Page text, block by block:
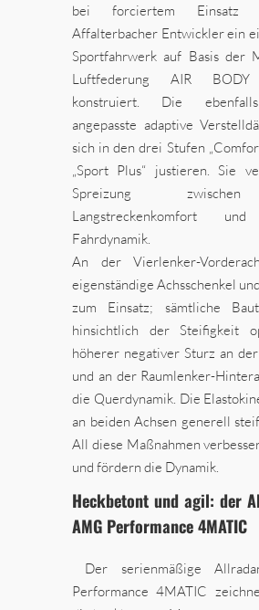
bei forciertem Einsatz
Affalterbacher Entwickler ein
Sportfahrwerk auf Basis der
Luftfederung AIR BODY
konstruiert. Die
angepasste adaptive
sich in den drei Stufen
„Sport Plus“ justieren. Sie
Spreizung
Langstreckenkomfort
Fahrdynamik.
An der Vierlenker-
eigenständige Achsschenkel
zum Einsatz; sämtliche
hinsichtlich der Steifigkeit
höherer negativer Sturz an
und an der Raumlenker-
die Querdynamik. Die
an beiden Achsen generell
All diese Maßnahmen
und fördern die Dynamik.
Heckbetont und agil: der
AMG Performance 4MATIC
Der serienmäßige
Performance 4MATIC